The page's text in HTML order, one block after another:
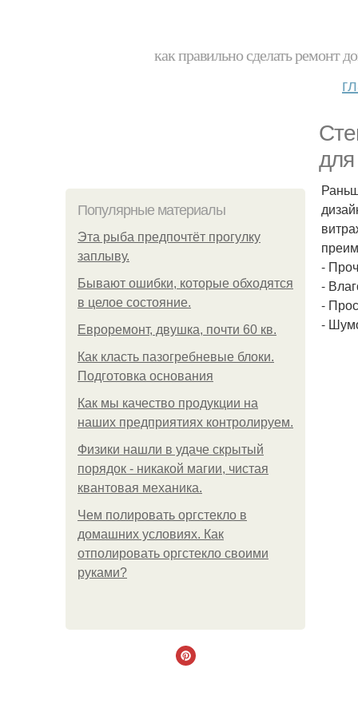
как правильно сделать ремонт
Популярные материалы
Эта рыба предпочтёт прогулку
заплыву.
Бывают ошибки, которые обходятся
в целое состояние.
Евроремонт, двушка, почти 60 кв.
Как класть пазогребневые блоки.
Подготовка основания
Как мы качество продукции на
наших предприятиях контролируем.
Физики нашли в удаче скрытый
порядок - никакой магии, чистая
квантовая механика.
Чем полировать оргстекло в
домашних условиях. Как
отполировать оргстекло своими
руками?
-
-
-
-